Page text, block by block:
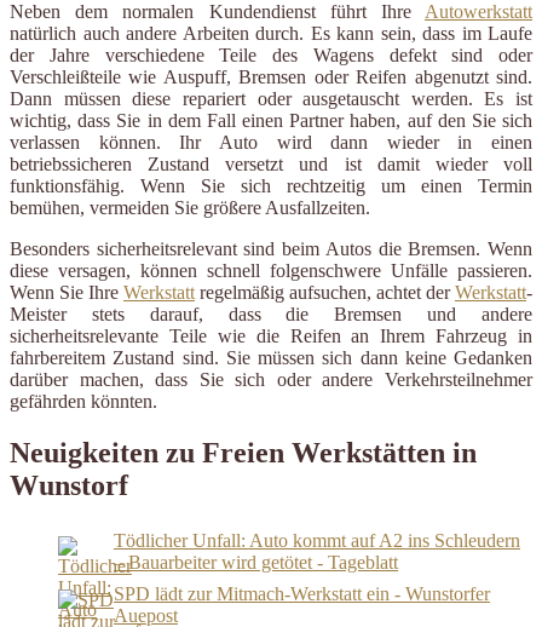
Neben dem normalen Kundendienst führt Ihre Autowerkstatt
natürlich auch andere Arbeiten durch. Es kann sein, dass im Laufe
der Jahre verschiedene Teile des Wagens defekt sind oder
Verschleißteile wie Auspuff, Bremsen oder Reifen abgenutzt sind.
Dann müssen diese repariert oder ausgetauscht werden. Es ist
wichtig, dass Sie in dem Fall einen Partner haben, auf den Sie sich
verlassen können. Ihr Auto wird dann wieder in einen
betriebssicheren Zustand versetzt und ist damit wieder voll
funktionsfähig. Wenn Sie sich rechtzeitig um einen Termin
bemühen, vermeiden Sie größere Ausfallzeiten.
Besonders sicherheitsrelevant sind beim Autos die Bremsen. Wenn
diese versagen, können schnell folgenschwere Unfälle passieren.
Wenn Sie Ihre Werkstatt regelmäßig aufsuchen, achtet derWerkstatt-
Meister stets darauf, dass die Bremsen und andere
sicherheitsrelevante Teile wie die Reifen an Ihrem Fahrzeug in
fahrbereitem Zustand sind. Sie müssen sich dann keine Gedanken
darüber machen, dass Sie sich oder andere Verkehrsteilnehmer
gefährden könnten.
Neuigkeiten zu Freien Werkstätten in
Wunstorf
Tödlicher Unfall: Auto kommt auf A2 ins Schleudern
– Bauarbeiter wird getötet - Tageblatt
SPD lädt zur Mitmach-Werkstatt ein - Wunstorfer
Auepost